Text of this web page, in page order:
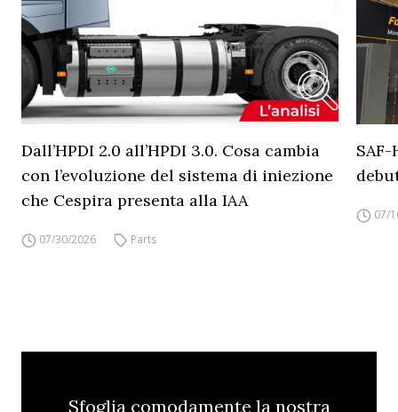
Dall’HPDI 2.0 all’HPDI 3.0. Cosa cambia
con l’evoluzione del sistema di iniezione
che Cespira presenta alla IAA
07/30/2026 Parts
07/
Sfoglia comodamente la nostra